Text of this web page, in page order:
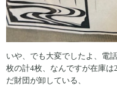
いや、でも大変でしたよ、電
枚の計4枚、なんですが在庫
だ財団が卸している、